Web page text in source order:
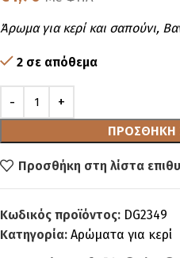
Άρωμα για κερί και σαπούνι,
2 σε απόθεμα
ΠΡΟΣΘΉΚΗ
Προσθήκη στη λίστα
Κωδικός προϊόντος: DG2349
Κατηγορία: Αρώματα για κερί